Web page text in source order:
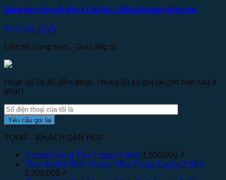
Khám phá vẻ đẹp nổi tiếng ở Cần Thơ – Điểm đến không thể bỏ qua!
Th12 26, 2025
Liên hệ càng sớm - Giá càng rẻ
Hoặc để lại số điện thoại, chúng tôi sẽ gọi lại cho bạn sau ít
phút !
TOUR – KHÁCH SẠN HOT
Combo Vũng Tàu 2 ngày 1 đêm 1,550,000 ₫
Tour du lịch Bình Hưng - Nha Trang 3 ngày 3 đêm
3,700,000 ₫